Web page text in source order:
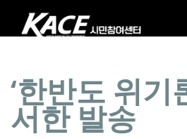
‘한반도 위기
서한 발송